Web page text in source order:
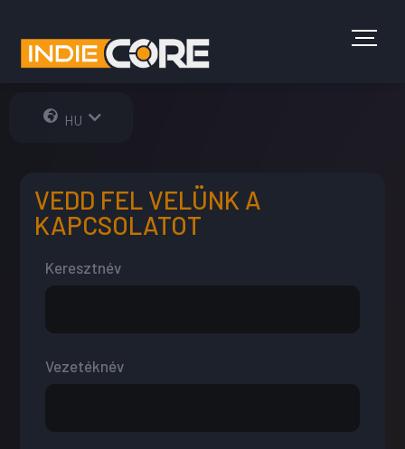
HU
EN
VEDD FEL VELÜNK A
KAPCSOLATOT
Keresztnév
Vezetéknév